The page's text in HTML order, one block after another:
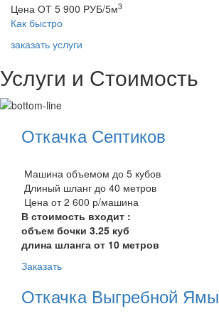
Цена ОТ 5 900 РУБ/5м3
Как быстро
заказать услуги
Услуги и Стоимость
Откачка Септиков
Машина объемом до 5 кубов
Длиный шланг до 40 метров
Цена от 2 600 р/машина
В стоимость входит :
объем бочки 3.25 куб
длина шланга от 10 метров
Заказать
Откачка Выгребной Ямы